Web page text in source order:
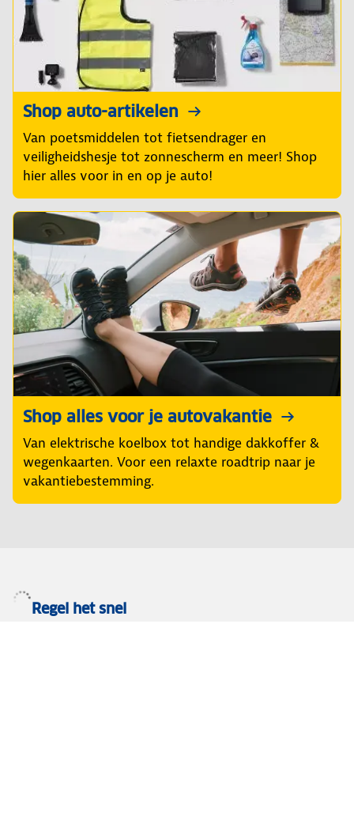
Shop auto-artikelen
Van poetsmiddelen tot fietsendrager en
veiligheidshesje tot zonnescherm en meer! Shop
hier alles voor in en op je auto!
Shop alles voor je autovakantie
Van elektrische koelbox tot handige dakkoffer &
wegenkaarten. Voor een relaxte roadtrip naar je
vakantiebestemming.
Regel het snel